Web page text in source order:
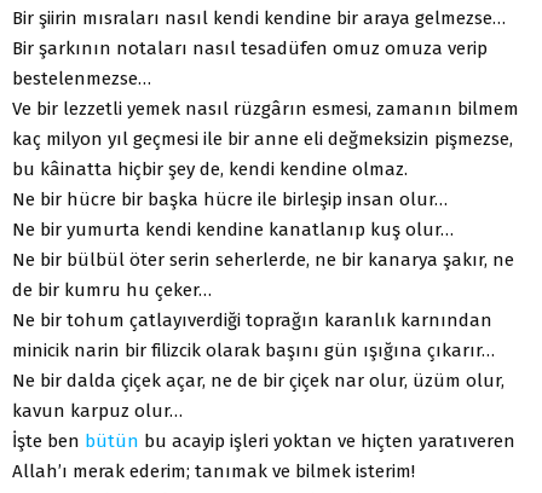
Bir şiirin mısraları nasıl kendi kendine bir araya gelmezse…
Bir şarkının notaları nasıl tesadüfen omuz omuza verip
bestelenmezse…
Ve bir lezzetli yemek nasıl rüzgârın esmesi, zamanın bilmem
kaç milyon yıl geçmesi ile bir anne eli değmeksizin pişmezse,
bu kâinatta hiçbir şey de, kendi kendine olmaz.
Ne bir hücre bir başka hücre ile birleşip insan olur…
Ne bir yumurta kendi kendine kanatlanıp kuş olur…
Ne bir bülbül öter serin seherlerde, ne bir kanarya şakır, ne
de bir kumru hu çeker…
Ne bir tohum çatlayıverdiği toprağın karanlık karnından
minicik narin bir filizcik olarak başını gün ışığına çıkarır…
Ne bir dalda çiçek açar, ne de bir çiçek nar olur, üzüm olur,
kavun karpuz olur…
İşte ben bütün bu acayip işleri yoktan ve hiçten yaratıveren
Allah’ı merak ederim; tanımak ve bilmek isterim!